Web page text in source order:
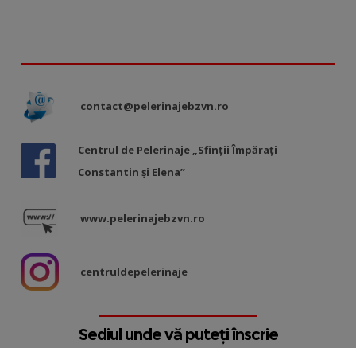
contact@pelerinajebzvn.ro
Centrul de Pelerinaje „Sfinții Împărați
Constantin și Elena”
www.pelerinajebzvn.ro
centruldepelerinaje
Sediul unde vă puteți înscrie